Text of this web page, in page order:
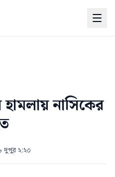
হামলায় নাসিকের
দুপুর ২:২০